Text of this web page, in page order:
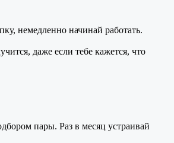
немедленно начинай работать.
даже если тебе кажется, что
пары. Раз в месяц устраивай